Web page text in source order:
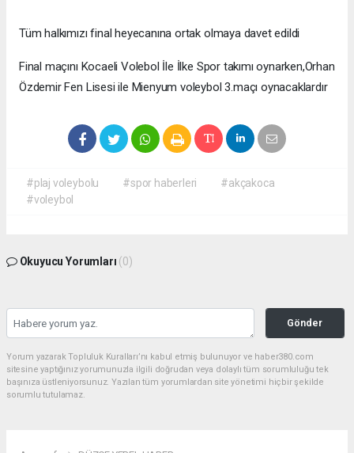
Tüm halkımızı final heyecanına ortak olmaya davet edildi
Final maçını Kocaeli Volebol İle İlke Spor takımı oynarken,Orhan
Özdemir Fen Lisesi ile Mienyum voleybol 3.maçı oynacaklardır
#plaj voleybolu #spor haberleri
#akçakoca
#voleybol
Okuyucu Yorumları (0)
Gönder
Yorum yazarak Topluluk Kuralları’nı kabul etmiş bulunuyor ve haber380.com
sitesine yaptığınız yorumunuzla ilgili doğrudan veya dolaylı tüm sorumluluğu tek
başınıza üstleniyorsunuz. Yazılan tüm yorumlardan site yönetimi hiçbir şekilde
sorumlu tutulamaz.